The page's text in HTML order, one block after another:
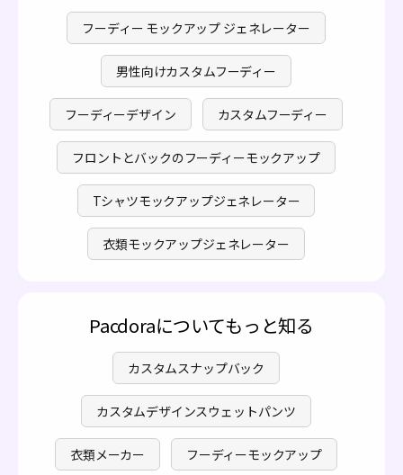
フーディー モックアップ ジェネレーター
男性向けカスタムフーディー
フーディーデザイン カスタムフーディー
フロントとバックのフーディーモックアップ
Tシャツモックアップジェネレーター
衣類モックアップジェネレーター
Pacdoraについてもっと知る
カスタムスナップバック
カスタムデザインスウェットパンツ
衣類メーカー フーディーモックアップ